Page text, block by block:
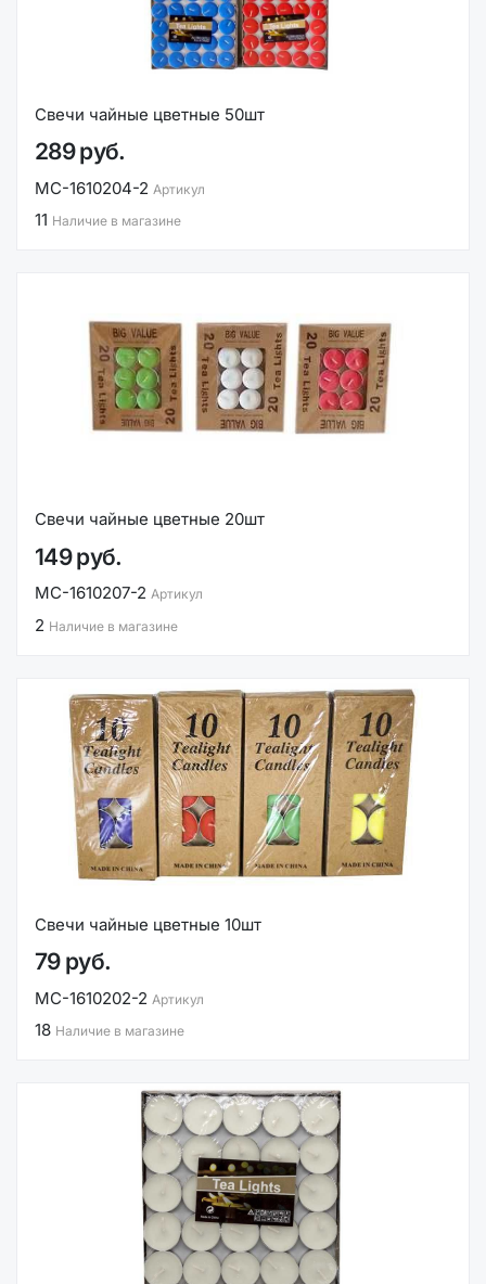
Свечи чайные цветные 50шт
289 руб.
MC-1610204-2 Артикул
11 Наличие в магазине
Свечи чайные цветные 20шт
149 руб.
MC-1610207-2 Артикул
2 Наличие в магазине
Свечи чайные цветные 10шт
79 руб.
MC-1610202-2 Артикул
18 Наличие в магазине